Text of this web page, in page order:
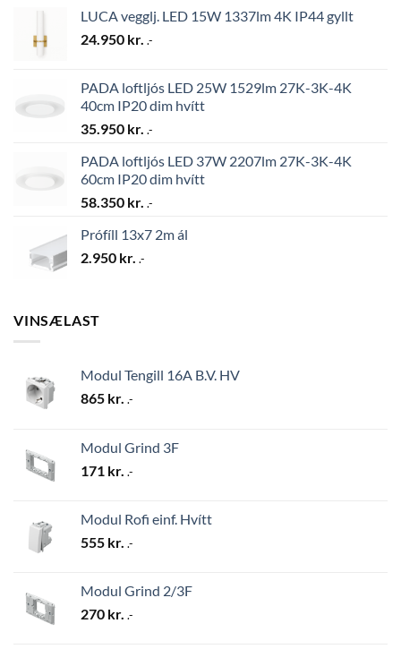
LUCA vegglj. LED 15W 1337lm 4K IP44 gyllt
24.950 kr. .-
PADA loftljós LED 25W 1529lm 27K-3K-4K
40cm IP20 dim hvítt
35.950 kr. .-
PADA loftljós LED 37W 2207lm 27K-3K-4K
60cm IP20 dim hvítt
58.350 kr. .-
Prófíll 13x7 2m ál
2.950 kr. .-
VINSÆLAST
Modul Tengill 16A B.V. HV
865 kr. .-
Modul Grind 3F
171 kr. .-
Modul Rofi einf. Hvítt
555 kr. .-
Modul Grind 2/3F
270 kr. .-